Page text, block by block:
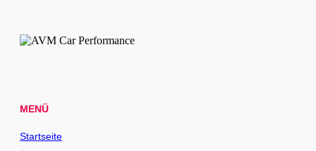
MENÜ
Startseite